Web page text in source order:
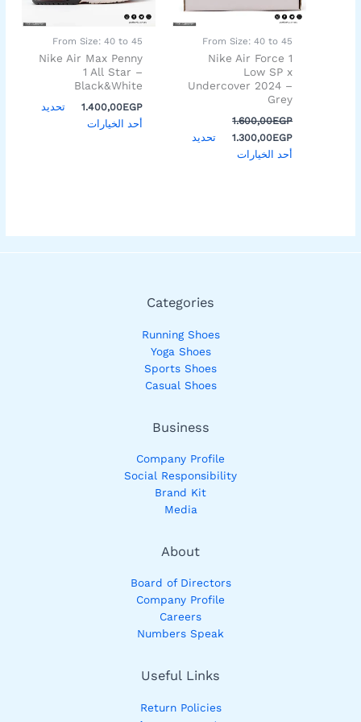
From Size: 40 to 45
Nike Air Force 1
Low SP x
Undercover 2024 –
Grey
1.600,00EGP
1.300,00EGP
تحديد
أحد الخيارات
اختيار
الخيارات
صفحة
From Size: 40 to 45
Nike Air Max Penny
1 All Star –
Black&White
1.400,00EGP
تحديد
أحد الخيارات
اختيار
الخيارات
صفحة
المنتج
Categories
Running Shoes
Yoga Shoes
Sports Shoes
Casual Shoes
Business
Company Profile
Social Responsibility
Brand Kit
Media
About
Board of Directors
Company Profile
Careers
Numbers Speak
Useful Links
Return Policies